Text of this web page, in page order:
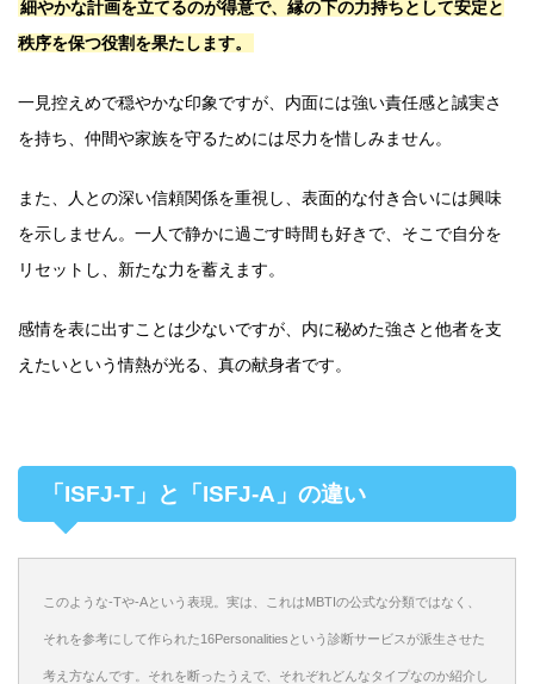
細やかな計画を立てるのが得意で、縁の下の力持ちとして安定と
秩序を保つ役割を果たします。
一見控えめで穏やかな印象ですが、内面には強い責任感と誠実さ
を持ち、仲間や家族を守るためには尽力を惜しみません。
また、人との深い信頼関係を重視し、表面的な付き合いには興味
を示しません。一人で静かに過ごす時間も好きで、そこで自分を
リセットし、新たな力を蓄えます。
感情を表に出すことは少ないですが、内に秘めた強さと他者を支
えたいという情熱が光る、真の献身者です。
「ISFJ-T」と「ISFJ-A」の違い
このような-Tや-Aという表現。実は、これはMBTIの公式な分類ではなく、
それを参考にして作られた16Personalitiesという診断サービスが派生させた
考え方なんです。それを断ったうえで、それぞれどんなタイプなのか紹介し